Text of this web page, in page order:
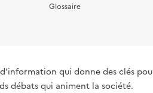
Glossaire
qui donne des clés
débats qui animent la société.